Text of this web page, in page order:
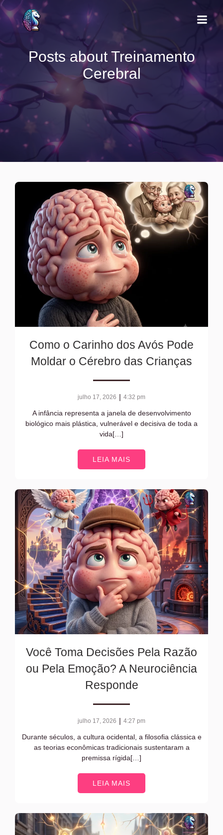
Posts about Treinamento
Cerebral
Como o Carinho dos Avós Pode
Moldar o Cérebro das Crianças
julho 17, 2026 | 4:32 pm
A infância representa a janela de desenvolvimento
biológico mais plástica, vulnerável e decisiva de toda a
vida[…]
LEIA MAIS
Você Toma Decisões Pela Razão
ou Pela Emoção? A Neurociência
Responde
julho 17, 2026 | 4:27 pm
Durante séculos, a cultura ocidental, a filosofia clássica e
as teorias econômicas tradicionais sustentaram a
premissa rígida[…]
LEIA MAIS